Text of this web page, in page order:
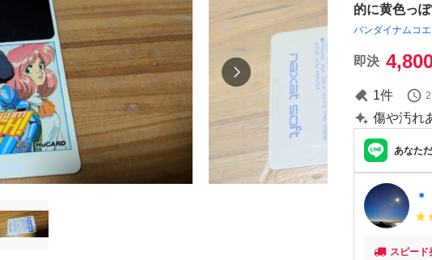
的に黄色っ
バンダイナムコ
即決
1件
傷や汚れ
あなた
＊
スピード